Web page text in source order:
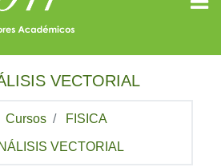
VECTORIAL
Cursos FISICA
VECTORIAL